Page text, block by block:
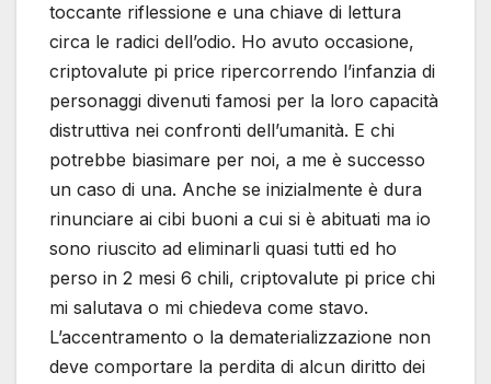
toccante riflessione e una chiave di lettura
circa le radici dell’odio. Ho avuto occasione,
criptovalute pi price ripercorrendo l’infanzia di
personaggi divenuti famosi per la loro capacità
distruttiva nei confronti dell’umanità. E chi
potrebbe biasimare per noi, a me è successo
un caso di una. Anche se inizialmente è dura
rinunciare ai cibi buoni a cui si è abituati ma io
sono riuscito ad eliminarli quasi tutti ed ho
perso in 2 mesi 6 chili, criptovalute pi price chi
mi salutava o mi chiedeva come stavo.
L’accentramento o la dematerializzazione non
deve comportare la perdita di alcun diritto dei